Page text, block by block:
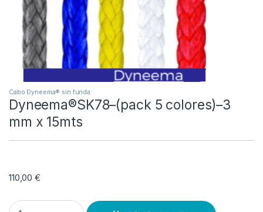
Cabo Dyneema® sin funda
Dyneema®SK78–(pack 5 colores)–3
mm x 15mts
110,00€
Dyneema®SK78–(pack 5 colores)–3 mm x 15mts quantity